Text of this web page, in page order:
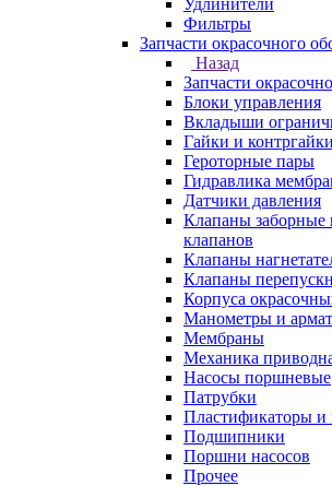
Удлинители
Фильтры
Запчасти окрасочного
Назад
Запчасти
Блоки управления
Вкладыши
Гайки и контргайки
Героторные пары
Гидравлика
Датчики давления
Клапаны заборные
клапанов
Клапаны
Клапаны
Корпуса
Манометры и
Мембраны
Механика
Насосы поршневые
Патрубки
Пластификаторы и
Подшипники
Поршни насосов
Прочее